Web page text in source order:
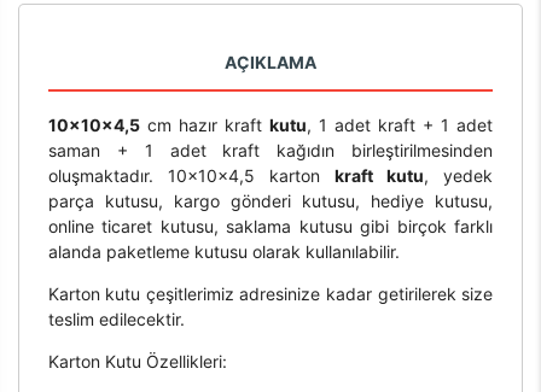
AÇIKLAMA
10x10x4,5cm hazır kraft kutu, 1 adet kraft + 1 adet
saman + 1 adet kraft kağıdın birleştirilmesinden
oluşmaktadır. 10x10x4,5 kartonkraft kutu, yedek
parça kutusu, kargo gönderi kutusu, hediye kutusu,
online ticaret kutusu, saklama kutusu gibi birçok farklı
alanda paketleme kutusu olarak kullanılabilir.
Karton kutu çeşitlerimiz adresinize kadar getirilerek size
teslim edilecektir.
Karton Kutu Özellikleri: